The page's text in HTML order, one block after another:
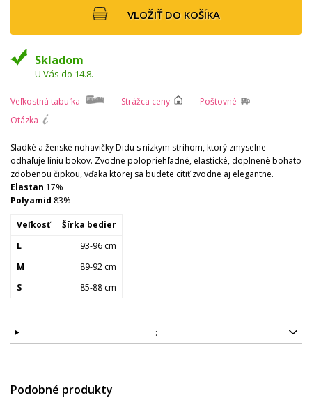
VLOŽIŤ DO KOŠÍKA
Skladom
U Vás do 14.8.
Veľkostná tabuľka Strážca ceny
Poštovné
Otázka
Sladké a ženské nohavičky Didu s nízkym strihom, ktorý zmyselne
odhaľuje líniu bokov. Zvodne polopriehľadné, elastické, doplnené bohato
zdobenou čipkou, vďaka ktorej sa budete cítiť zvodne aj elegantne.
Elastan 17%
Polyamid 83%
Veľkosť
Šírka bedier
L
93-96 cm
M
89-92 cm
S
85-88 cm
:
Podobné produkty